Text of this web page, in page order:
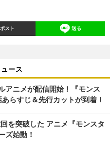
ポスト 送る
ース
アニメが配信開始！『モンス
らすじ＆先行カットが到着！
を突破した アニメ『モンスタ
ズ始動！